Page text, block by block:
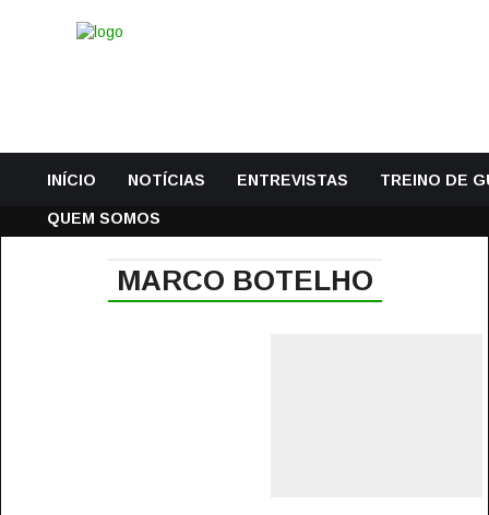
INÍCIO NOTÍCIAS ENTREVISTAS TREINO DE
QUEM SOMOS
MARCO BOTELHO